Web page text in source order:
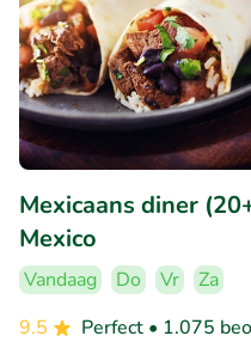
Mexicaans diner
Mexico
Vandaag Do Vr
Za
9.5
Perfect • 1.075